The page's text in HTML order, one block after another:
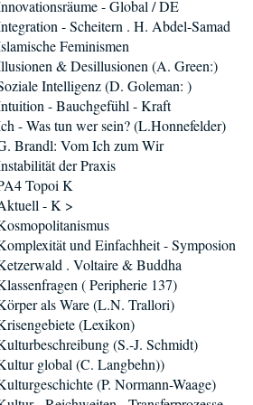
- Global / DE
- Scheitern . H. Abdel-Samad
Feminismen
& Desillusionen (A. Green:)
Intelligenz (D. Goleman: )
- Bauchgefühl - Kraft
- Was tun wer sein? (L.Honnefelder)
Brandl: Vom Ich zum Wir
der Praxis
Topoi K
- K >
und Einfachheit - Symposion
. Voltaire & Buddha
( Peripherie 137)
als Ware (L.N. Trallori)
(Lexikon)
(S.-J. Schmidt)
global (C. Langbehn))
(P. Normann-Waage)